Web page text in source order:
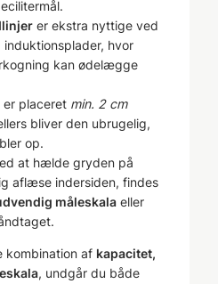
er ekstra nyttige ved
hvor
kan ødelægge
er placeret min. 2 cm
bliver den ubrugelig,
op.
at hælde gryden på
aflæse indersiden, findes
måleskala eller
kombination af kapacitet,
, undgår du både